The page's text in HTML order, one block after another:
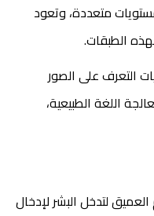
متعددة، وتعود
الطبقات.
التعرف على الصور
اللغة الطبيعية،
لتدخل البشر لإدخال